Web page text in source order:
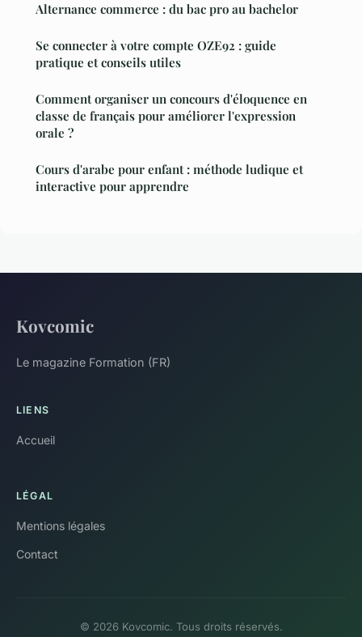
Alternance commerce : du bac pro au bachelor
Se connecter à votre compte OZE92 : guide
pratique et conseils utiles
Comment organiser un concours d'éloquence en
classe de français pour améliorer l'expression
orale ?
Cours d'arabe pour enfant : méthode ludique et
interactive pour apprendre
Kovcomic
Le magazine Formation (FR)
LIENS
Accueil
LÉGAL
Mentions légales
Contact
© 2026 Kovcomic. Tous droits réservés.